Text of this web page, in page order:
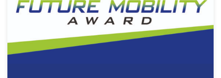
Finalisten des Future Mobility Awards pitchen beim CE-Connector